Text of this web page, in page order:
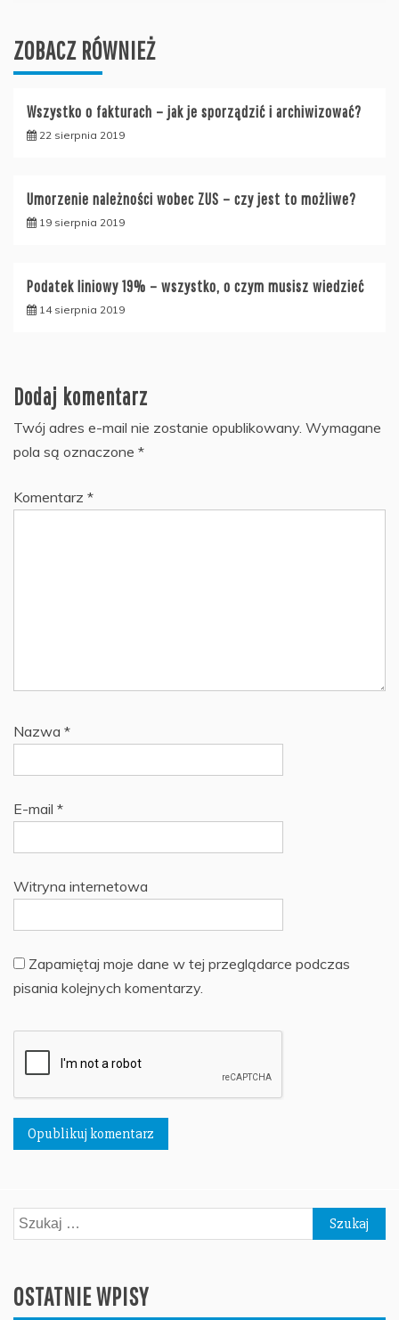
ZOBACZ RÓWNIEŻ
Wszystko o fakturach – jak je sporządzić i archiwizować?
22 sierpnia 2019
Umorzenie należności wobec ZUS – czy jest to możliwe?
19 sierpnia 2019
Podatek liniowy 19% – wszystko, o czym musisz wiedzieć
14 sierpnia 2019
Dodaj komentarz
Twój adres e-mail nie zostanie opublikowany. Wymagane
pola są oznaczone *
Komentarz *
Nazwa *
E-mail *
Witryna internetowa
Zapamiętaj moje dane w tej przeglądarce podczas
pisania kolejnych komentarzy.
Szukaj:
OSTATNIE WPISY